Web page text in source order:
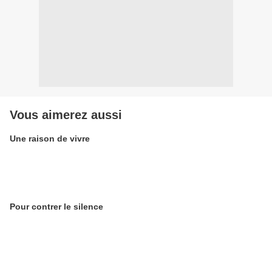
Vous aimerez aussi
Une raison de vivre
Pour contrer le silence